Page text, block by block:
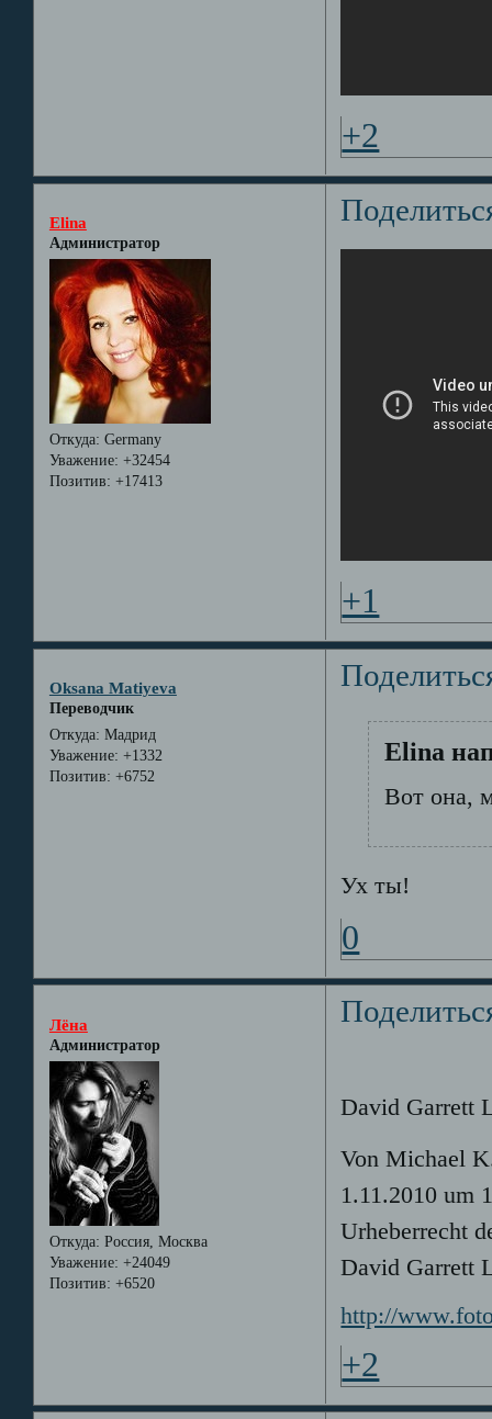
+2
Elina
Администратор
Откуда: Germany
Уважение: +32454
Позитив: +17413
+1
Oksana Matiyeva
Переводчик
Откуда: Мадрид
Уважение: +1332
Позитив: +6752
Elina
Вот она,
Ух ты!
0
Лёна
Администратор
Откуда: Россия, Москва
Уважение: +24049
Позитив: +6520
David Garrett
Von Michael
1.11.2010 um
Urheberrecht
David Garrett
http://
+2